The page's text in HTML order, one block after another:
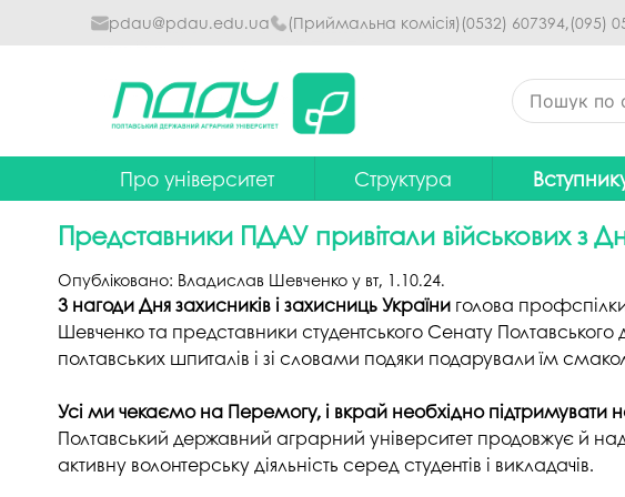
pdau@pdau.edu.ua (Приймальна комісія)(0532) 607394,(095)
Про університет
Досягнення
Сталий розвиток
Історія
Гімн ПДАУ
Структура
Наглядова рада
Вчена рада університету
Факультети та інститути
Коледжі
Бібліотека
Приймальна
Фінансова
навчання
Підготовчі
Зимовий
Представники ПДАУ привітали військових з
Опубліковано: Владислав Шевченко у вт, 1.10.24.
З нагоди Дня захисників і захисниць України голова профспілки
Шевченко та представники студентського Сенату
полтавських шпиталів і зі словами подяки подарували їм
Усі ми чекаємо на Перемогу, і вкрай необхідно підтримувати
Полтавський державний аграрний університет продовжує й
активну волонтерську діяльність серед студентів і викладачів.